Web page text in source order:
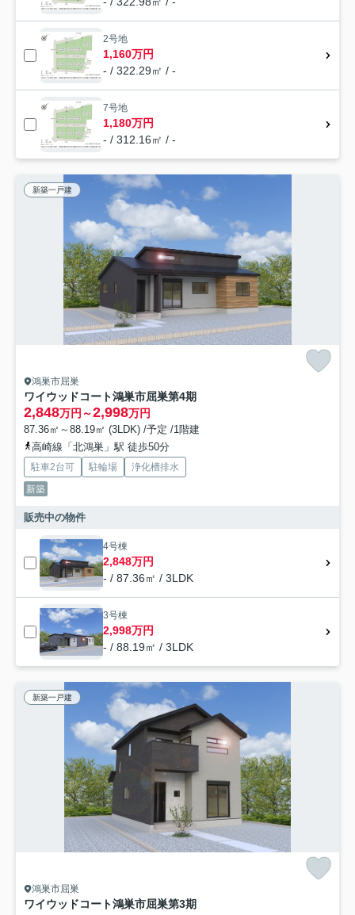
2号地
1,160万円
- / 322.29㎡ / -
7号地
1,180万円
- / 312.16㎡ / -
新築一戸建
鴻巣市屈巣
ワイウッドコート鴻巣市屈巣第4期
2,848万円～2,998万円
87.36㎡～88.19㎡ (3LDK) /予定 /1階建
高崎線「北鴻巣」駅 徒歩50分
駐車2台可 駐輪場
浄化槽排水
新築
販売中の物件
4号棟
2,848万円
- / 87.36㎡ / 3LDK
3号棟
2,998万円
- / 88.19㎡ / 3LDK
新築一戸建
鴻巣市屈巣
ワイウッドコート鴻巣市屈巣第3期